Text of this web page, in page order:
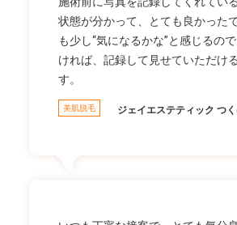
状態が分かって、とても良かった
も少し“気になるかな”と感じるの
ければ、記録して見せていただけ
す。
美肌脱毛 ジェイエステティック つ